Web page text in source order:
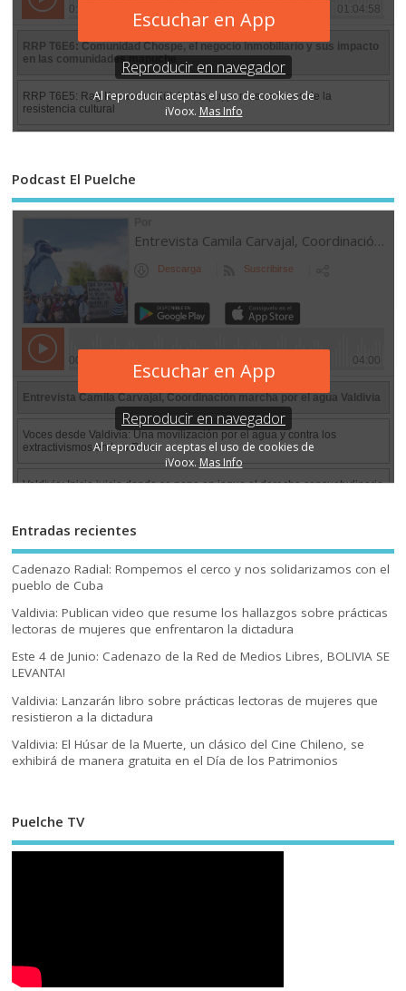
Podcast El Puelche
Entradas recientes
Cadenazo Radial: Rompemos el cerco y nos solidarizamos con el
pueblo de Cuba
Valdivia: Publican video que resume los hallazgos sobre prácticas
lectoras de mujeres que enfrentaron la dictadura
Este 4 de Junio: Cadenazo de la Red de Medios Libres, BOLIVIA SE
LEVANTA!
Valdivia: Lanzarán libro sobre prácticas lectoras de mujeres que
resistieron a la dictadura
Valdivia: El Húsar de la Muerte, un clásico del Cine Chileno, se
exhibirá de manera gratuita en el Día de los Patrimonios
Puelche TV